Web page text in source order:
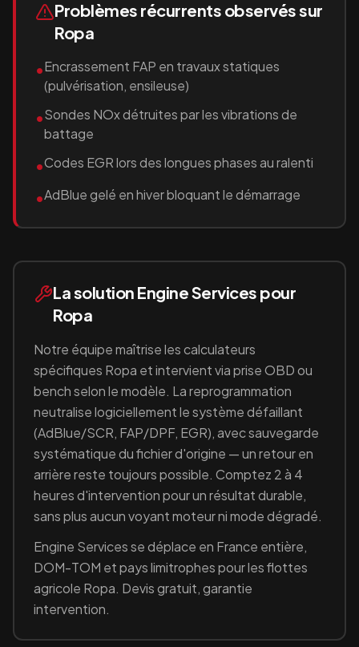
Problèmes récurrents observés sur
Ropa
•Encrassement FAP en travaux statiques
(pulvérisation, ensileuse)
•Sondes NOx détruites par les vibrations de
battage
•Codes EGR lors des longues phases au ralenti
•AdBlue gelé en hiver bloquant le démarrage
La solution Engine Services pour
Ropa
Notre équipe maîtrise les calculateurs
spécifiques Ropa et intervient via prise OBD ou
bench selon le modèle. La reprogrammation
neutralise logiciellement le système défaillant
(AdBlue/SCR, FAP/DPF, EGR), avec sauvegarde
systématique du fichier d'origine — un retour en
arrière reste toujours possible. Comptez 2 à 4
heures d'intervention pour un résultat durable,
sans plus aucun voyant moteur ni mode dégradé.
Engine Services se déplace en France entière,
DOM-TOM et pays limitrophes pour les flottes
agricole Ropa. Devis gratuit, garantie
intervention.